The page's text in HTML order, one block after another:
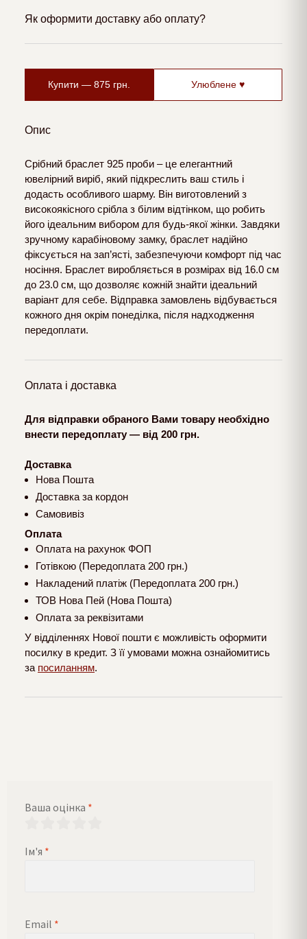
Як оформити доставку або оплату?
Купити — 875 грн. Улюблене ♥
Опис
Срібний браслет 925 проби – це елегантний
ювелірний виріб, який підкреслить ваш стиль і
додасть особливого шарму. Він виготовлений з
високоякісного срібла з білим відтінком, що робить
його ідеальним вибором для будь-якої жінки. Завдяки
зручному карабіновому замку, браслет надійно
фіксується на зап’ясті, забезпечуючи комфорт під час
носіння. Браслет виробляється в розмірах від 16.0 см
до 23.0 см, що дозволяє кожній знайти ідеальний
варіант для себе. Відправка замовлень відбувається
кожного дня окрім понеділка, після надходження
передоплати.
Оплата і доставка
Для відправки обраного Вами товару необхідно
внести передоплату — від 200 грн.
Доставка
Нова Пошта
Доставка за кордон
Самовивіз
Оплата
Оплата на рахунок ФОП
Готівкою (Передоплата 200 грн.)
Накладений платіж (Передоплата 200 грн.)
ТОВ Нова Пей (Нова Пошта)
Оплата за реквізитами
У відділеннях Нової пошти є можливість оформити
посилку в кредит. З її умовами можна ознайомитись
за посиланням.
Ваша оцінка *
Ім'я *
Email *